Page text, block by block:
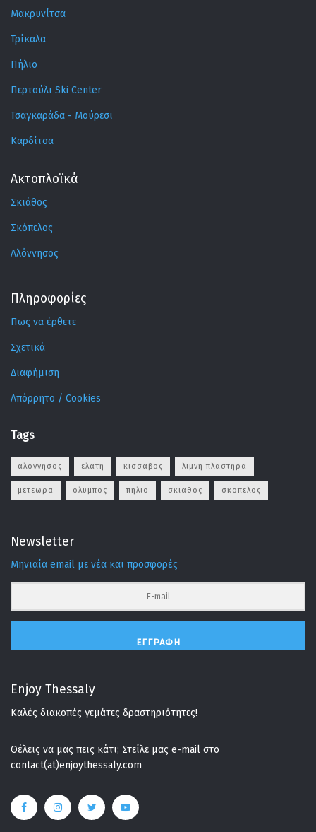
Μακρυνίτσα
Τρίκαλα
Πήλιο
Περτούλι Ski Center
Τσαγκαράδα - Μούρεσι
Καρδίτσα
Ακτοπλοϊκά
Σκιάθος
Σκόπελος
Αλόννησος
Πληροφορίες
Πως να έρθετε
Σχετικά
Διαφήμιση
Απόρρητο / Cookies
Tags
αλοννησος ελατη κισσαβος λιμνη πλαστηρα
μετεωρα ολυμπος πηλιο σκιαθος σκοπελος
Newsletter
Μηνιαία email με νέα και προσφορές
ΕΓΓΡΑΦΉ
Enjoy Thessaly
Καλές διακοπές γεμάτες δραστηριότητες!
Θέλεις να μας πεις κάτι; Στείλε μας e-mail στο
contact(at)enjoythessaly.com